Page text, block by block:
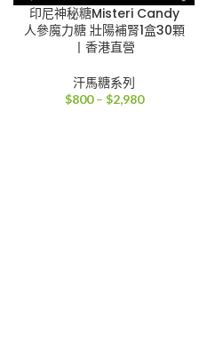
印尼神秘糖Misteri Candy
人參魔力糖 壯陽補腎1盒30顆
丨香港直營
汗馬糖系列
$800 – $2,980價